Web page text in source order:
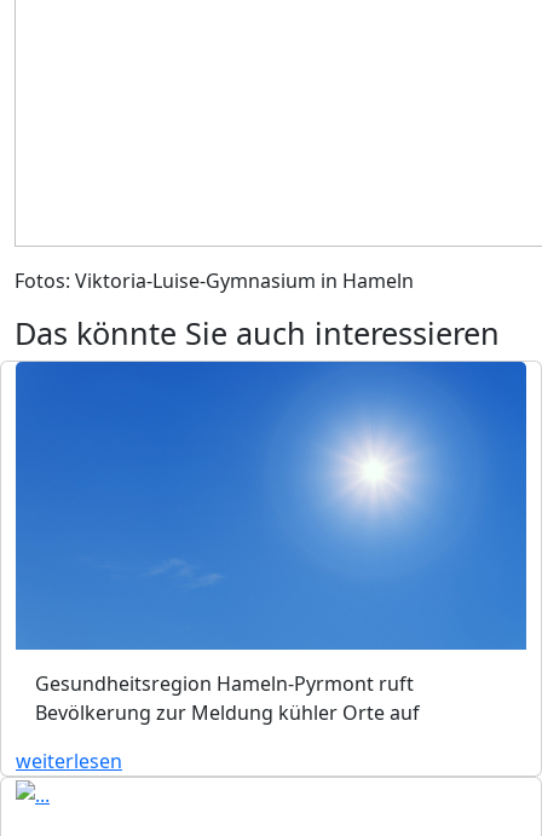
Fotos: Viktoria-Luise-Gymnasium in Hameln
Das könnte Sie auch interessieren
Gesundheitsregion Hameln-Pyrmont ruft
Bevölkerung zur Meldung kühler Orte auf
weiterlesen